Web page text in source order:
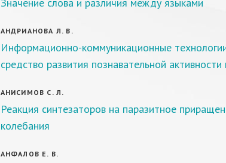
АНДРИАНОВА Л. В.
Информационно-коммуникационные
средство развития познавательной активности
АНИСИМОВ С. Л.
Реакция синтезаторов на паразитное
колебания
АНФАЛОВ Е. В.